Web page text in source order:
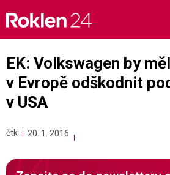
content
EK: Volkswagen by
v Evropě odškodnit
v USA
čtk 20. 1. 2016